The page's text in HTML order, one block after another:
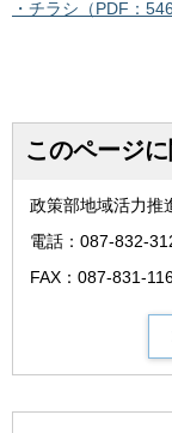
・チラシ（PDF：
このページ
政策部地域活力推
電話：087-832-
FAX：087-831-